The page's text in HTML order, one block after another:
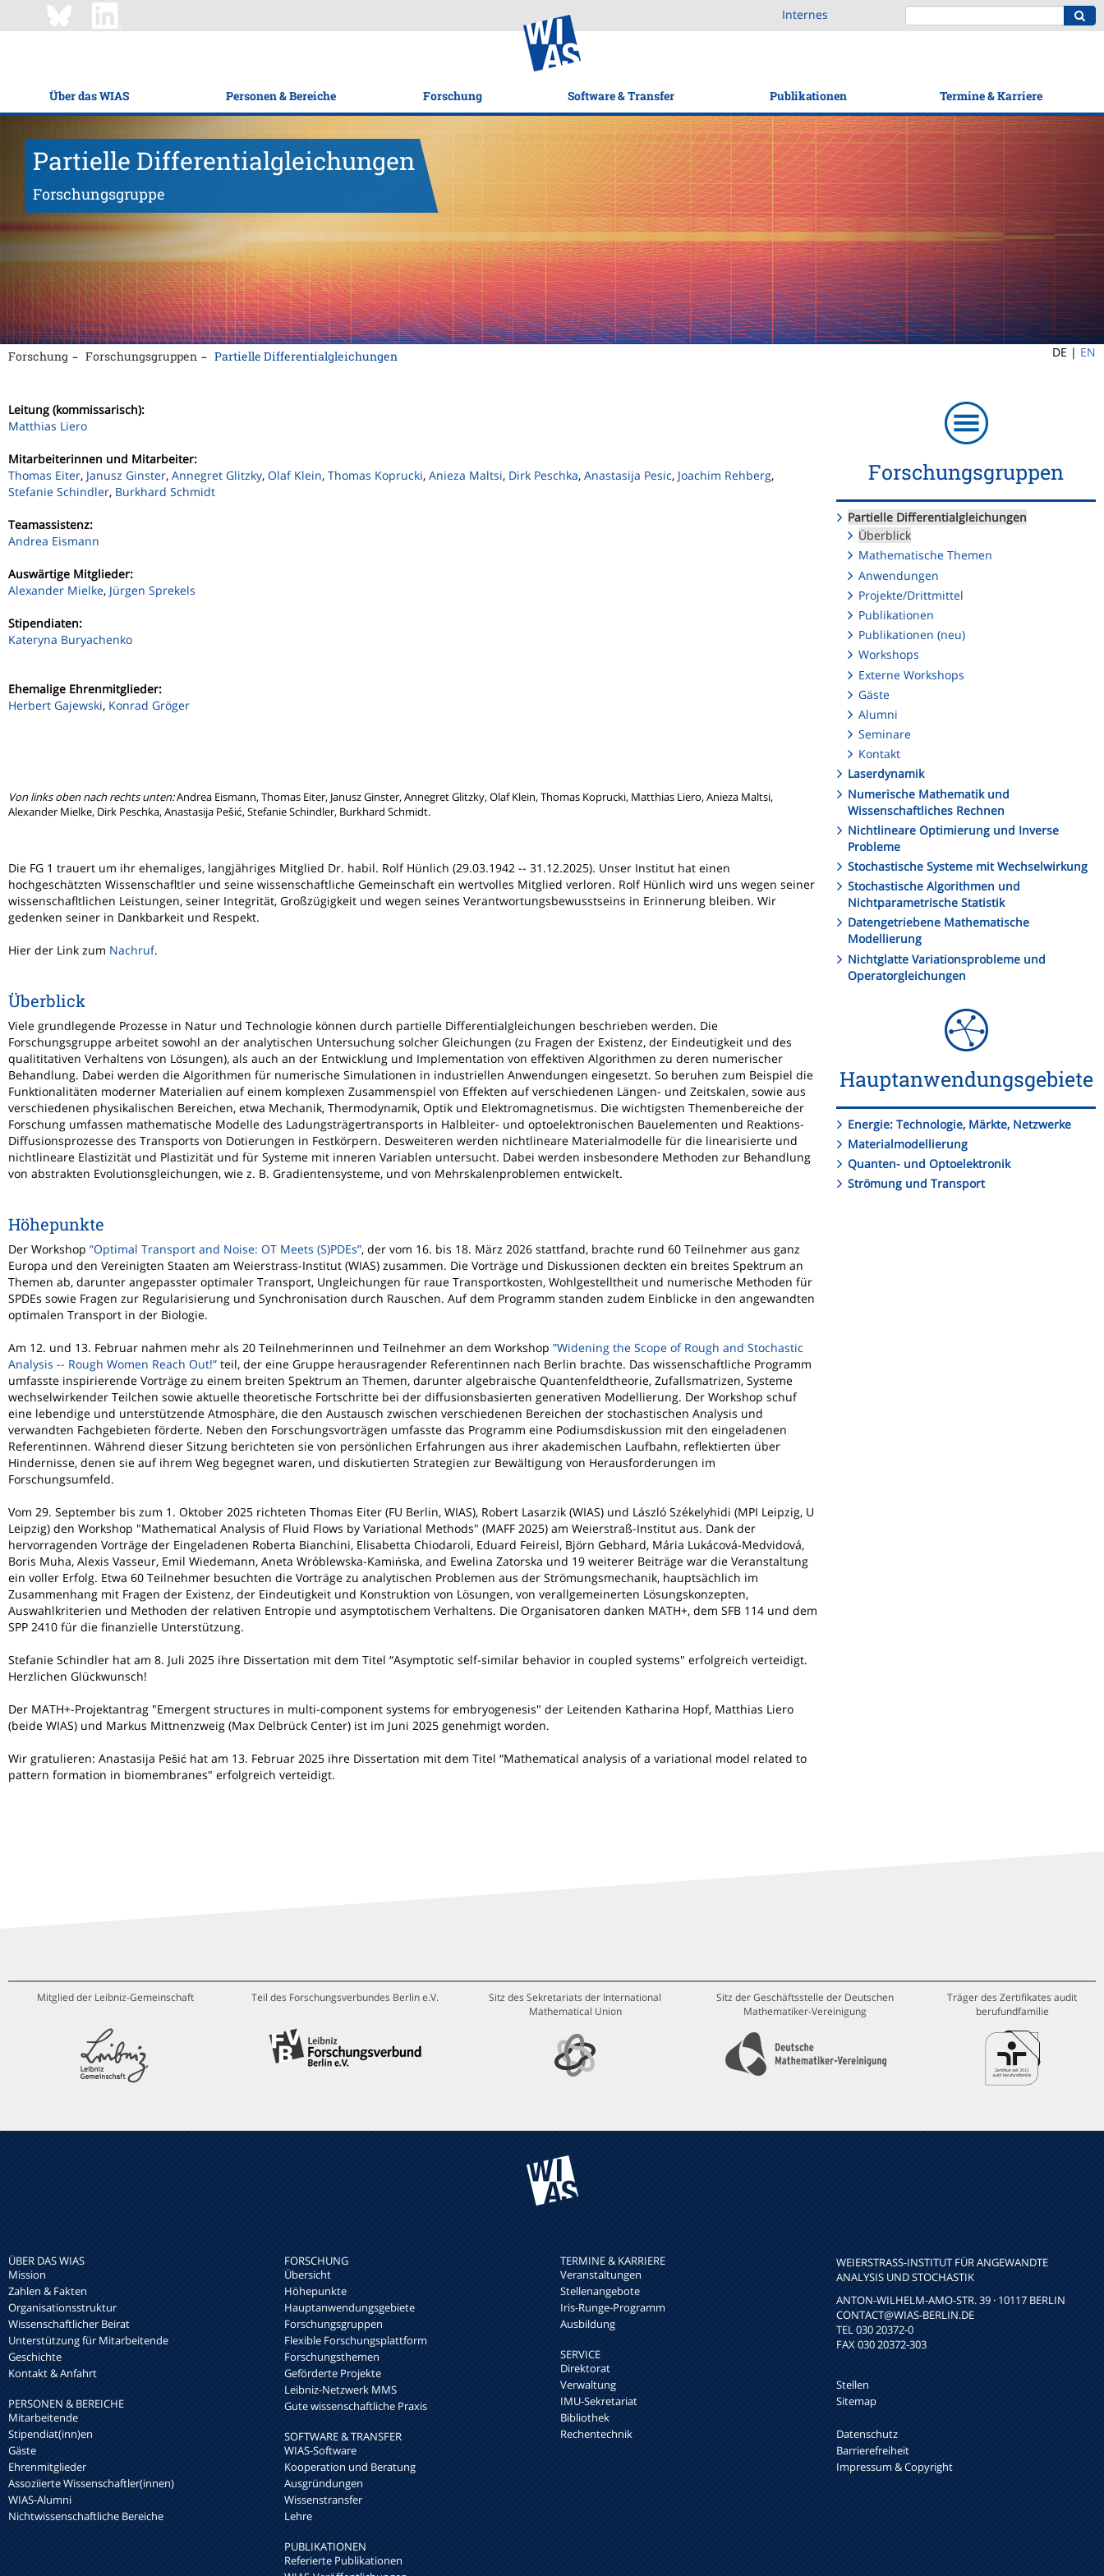
Internes
Über das WIAS Personen & Bereiche Forschung Software & Transfer Publikationen Termine & Karriere
Partielle Differentialgleichungen
Forschungsgruppe
Forschung Forschungsgruppen Partielle Differentialgleichungen DE | EN
Leitung (kommissarisch):
Matthias Liero
Mitarbeiterinnen und Mitarbeiter:
Thomas Eiter, Janusz Ginster, Annegret Glitzky, Olaf Klein, Thomas Koprucki, Anieza Maltsi, Dirk Peschka, Anastasija Pesic, Joachim Rehberg,
Stefanie Schindler, Burkhard Schmidt
Teamassistenz:
Andrea Eismann
Auswärtige Mitglieder:
Alexander Mielke, Jürgen Sprekels
Stipendiaten:
Kateryna Buryachenko
Ehemalige Ehrenmitglieder:
Herbert Gajewski, Konrad Gröger
Von links oben nach rechts unten:Andrea Eismann, Thomas Eiter, Janusz Ginster, Annegret Glitzky, Olaf Klein, Thomas Koprucki, Matthias Liero, Anieza Maltsi,
Alexander Mielke, Dirk Peschka, Anastasija Pešić, Stefanie Schindler, Burkhard Schmidt.
Die FG 1 trauert um ihr ehemaliges, langjähriges Mitglied Dr. habil. Rolf Hünlich (29.03.1942 -- 31.12.2025). Unser Institut hat einen
hochgeschätzten Wissenschafltler und seine wissenschaftliche Gemeinschaft ein wertvolles Mitglied verloren. Rolf Hünlich wird uns wegen seiner
wissenschafltlichen Leistungen, seiner Integrität, Großzügigkeit und wegen seines Verantwortungsbewusstseins in Erinnerung bleiben. Wir
gedenken seiner in Dankbarkeit und Respekt.
Hier der Link zum Nachruf.
Überblick
Viele grundlegende Prozesse in Natur und Technologie können durch partielle Differentialgleichungen beschrieben werden. Die
Forschungsgruppe arbeitet sowohl an der analytischen Untersuchung solcher Gleichungen (zu Fragen der Existenz, der Eindeutigkeit und des
qualititativen Verhaltens von Lösungen), als auch an der Entwicklung und Implementation von effektiven Algorithmen zu deren numerischer
Behandlung. Dabei werden die Algorithmen für numerische Simulationen in industriellen Anwendungen eingesetzt. So beruhen zum Beispiel die
Funktionalitäten moderner Materialien auf einem komplexen Zusammenspiel von Effekten auf verschiedenen Längen- und Zeitskalen, sowie aus
verschiedenen physikalischen Bereichen, etwa Mechanik, Thermodynamik, Optik und Elektromagnetismus. Die wichtigsten Themenbereiche der
Forschung umfassen mathematische Modelle des Ladungsträgertransports in Halbleiter- und optoelektronischen Bauelementen und Reaktions-
Diffusionsprozesse des Transports von Dotierungen in Festkörpern. Desweiteren werden nichtlineare Materialmodelle für die linearisierte und
nichtlineare Elastizität und Plastizität und für Systeme mit inneren Variablen untersucht. Dabei werden insbesondere Methoden zur Behandlung
von abstrakten Evolutionsgleichungen, wie z. B. Gradientensysteme, und von Mehrskalenproblemen entwickelt.
Höhepunkte
Der Workshop ”Optimal Transport and Noise: OT Meets (S)PDEs”, der vom 16. bis 18. März 2026 stattfand, brachte rund 60 Teilnehmer aus ganz
Europa und den Vereinigten Staaten am Weierstrass-Institut (WIAS) zusammen. Die Vorträge und Diskussionen deckten ein breites Spektrum an
Themen ab, darunter angepasster optimaler Transport, Ungleichungen für raue Transportkosten, Wohlgestelltheit und numerische Methoden für
SPDEs sowie Fragen zur Regularisierung und Synchronisation durch Rauschen. Auf dem Programm standen zudem Einblicke in den angewandten
optimalen Transport in der Biologie.
Am 12. und 13. Februar nahmen mehr als 20 Teilnehmerinnen und Teilnehmer an dem Workshop ”Widening the Scope of Rough and Stochastic
Analysis -- Rough Women Reach Out!” teil, der eine Gruppe herausragender Referentinnen nach Berlin brachte. Das wissenschaftliche Programm
umfasste inspirierende Vorträge zu einem breiten Spektrum an Themen, darunter algebraische Quantenfeldtheorie, Zufallsmatrizen, Systeme
wechselwirkender Teilchen sowie aktuelle theoretische Fortschritte bei der diffusionsbasierten generativen Modellierung. Der Workshop schuf
eine lebendige und unterstützende Atmosphäre, die den Austausch zwischen verschiedenen Bereichen der stochastischen Analysis und
verwandten Fachgebieten förderte. Neben den Forschungsvorträgen umfasste das Programm eine Podiumsdiskussion mit den eingeladenen
Referentinnen. Während dieser Sitzung berichteten sie von persönlichen Erfahrungen aus ihrer akademischen Laufbahn, reflektierten über
Hindernisse, denen sie auf ihrem Weg begegnet waren, und diskutierten Strategien zur Bewältigung von Herausforderungen im
Forschungsumfeld.
Vom 29. September bis zum 1. Oktober 2025 richteten Thomas Eiter (FU Berlin, WIAS), Robert Lasarzik (WIAS) und László Székelyhidi (MPI Leipzig, U
Leipzig) den Workshop "Mathematical Analysis of Fluid Flows by Variational Methods" (MAFF 2025) am Weierstraß-Institut aus. Dank der
hervorragenden Vorträge der Eingeladenen Roberta Bianchini, Elisabetta Chiodaroli, Eduard Feireisl, Björn Gebhard, Mária Lukácová-Medvidová,
Boris Muha, Alexis Vasseur, Emil Wiedemann, Aneta Wróblewska-Kamińska, and Ewelina Zatorska und 19 weiterer Beiträge war die Veranstaltung
ein voller Erfolg. Etwa 60 Teilnehmer besuchten die Vorträge zu analytischen Problemen aus der Strömungsmechanik, hauptsächlich im
Zusammenhang mit Fragen der Existenz, der Eindeutigkeit und Konstruktion von Lösungen, von verallgemeinerten Lösungskonzepten,
Auswahlkriterien und Methoden der relativen Entropie und asymptotischem Verhaltens. Die Organisatoren danken MATH+, dem SFB 114 und dem
SPP 2410 für die finanzielle Unterstützung.
Stefanie Schindler hat am 8. Juli 2025 ihre Dissertation mit dem Titel “Asymptotic self-similar behavior in coupled systems" erfolgreich verteidigt.
Herzlichen Glückwunsch!
Der MATH+-Projektantrag "Emergent structures in multi-component systems for embryogenesis" der Leitenden Katharina Hopf, Matthias Liero
(beide WIAS) und Markus Mittnenzweig (Max Delbrück Center) ist im Juni 2025 genehmigt worden.
Wir gratulieren: Anastasija Pešić hat am 13. Februar 2025 ihre Dissertation mit dem Titel “Mathematical analysis of a variational model related to
pattern formation in biomembranes" erfolgreich verteidigt.
Forschungsgruppen
Partielle Differentialgleichungen
Überblick
Mathematische Themen
Anwendungen
Projekte/Drittmittel
Publikationen
Publikationen (neu)
Workshops
Externe Workshops
Gäste
Alumni
Seminare
Kontakt
Laserdynamik
Numerische Mathematik und
Wissenschaftliches Rechnen
Nichtlineare Optimierung und Inverse
Probleme
Stochastische Systeme mit Wechselwirkung
Stochastische Algorithmen und
Nichtparametrische Statistik
Datengetriebene Mathematische
Modellierung
Nichtglatte Variationsprobleme und
Operatorgleichungen
Hauptanwendungsgebiete
Energie: Technologie, Märkte, Netzwerke
Materialmodellierung
Quanten- und Optoelektronik
Strömung und Transport
Mitglied der Leibniz-Gemeinschaft Teil des Forschungsverbundes Berlin e.V.
Sitz des Sekretariats der International
Mathematical Union
Sitz der Geschäftsstelle der Deutschen
Mathematiker-Vereinigung
Träger des Zertifikates audit
berufundfamilie
ÜBER DAS WIAS
Mission
Zahlen & Fakten
Organisationsstruktur
Wissenschaftlicher Beirat
Unterstützung für Mitarbeitende
Geschichte
Kontakt & Anfahrt
PERSONEN & BEREICHE
Mitarbeitende
Stipendiat(inn)en
Gäste
Ehrenmitglieder
Assoziierte Wissenschaftler(innen)
WIAS-Alumni
Nichtwissenschaftliche Bereiche
FORSCHUNG
Übersicht
Höhepunkte
Hauptanwendungsgebiete
Forschungsgruppen
Flexible Forschungsplattform
Forschungsthemen
Geförderte Projekte
Leibniz-Netzwerk MMS
Gute wissenschaftliche Praxis
SOFTWARE & TRANSFER
WIAS-Software
Kooperation und Beratung
Ausgründungen
Wissenstransfer
Lehre
PUBLIKATIONEN
Referierte Publikationen
TERMINE & KARRIERE
Veranstaltungen
Stellenangebote
Iris-Runge-Programm
Ausbildung
SERVICE
Direktorat
Verwaltung
IMU-Sekretariat
Bibliothek
Rechentechnik
WEIERSTRASS-INSTITUT FÜR ANGEWANDTE A
NALYSIS UND STOCHASTIK
ANTON-WILHELM-AMO-STR. 39 · 10117 BERLIN
CONTACT@WIAS-BERLIN.DE
TEL 030 20372-0
FAX 030 20372-303
Stellen
Sitemap
Datenschutz
Barrierefreiheit
Impressum & Copyright